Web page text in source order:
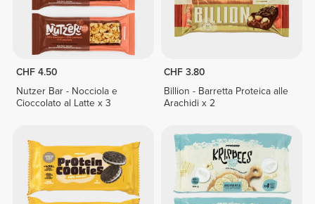
CHF 4.50
Nutzer Bar - Nocciola e
Cioccolato al Latte x 3
CHF 3.80
Billion - Barretta Proteica alle
Arachidi x 2